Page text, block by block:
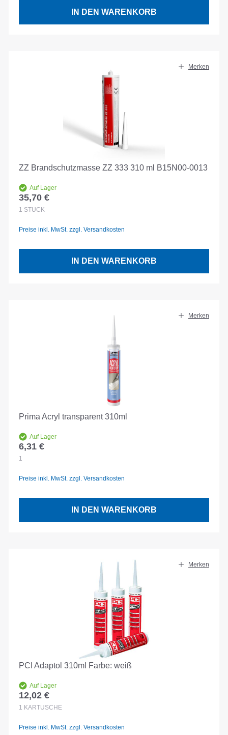
IN DEN WARENKORB
Merken
ZZ Brandschutzmasse ZZ 333 310 ml B15N00-0013
Auf Lager
Regulärer Preis:
35,70 €
1 STÜCK
Preise inkl. MwSt. zzgl. Versandkosten
IN DEN WARENKORB
Merken
Prima Acryl transparent 310ml
Auf Lager
Regulärer Preis:
6,31 €
1
Preise inkl. MwSt. zzgl. Versandkosten
IN DEN WARENKORB
Merken
PCI Adaptol 310ml Farbe: weiß
Auf Lager
Regulärer Preis:
12,02 €
1 KARTUSCHE
Preise inkl. MwSt. zzgl. Versandkosten